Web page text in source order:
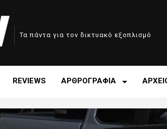
Τα πάντα για τον δικτυακό εξοπλισμό
REVIEWS ΑΡΘΡΟΓΡΑΦΙΑ